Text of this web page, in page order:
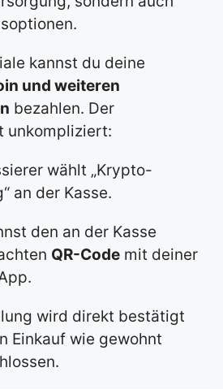
kannst du deine
und weiteren
bezahlen. Der
unkompliziert:
wählt „Krypto-
an der Kasse.
den an der Kasse
QR-Code mit deiner
wird direkt bestätigt
Einkauf wie gewohnt